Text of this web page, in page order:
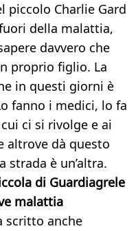
piccolo Charlie Gard
della malattia,
davvero che
proprio figlio. La
in questi giorni è
fanno i medici, lo fa
ci si rivolge e ai
altrove dà questo
strada è un’altra.
di Guardiagrele
malattia
scritto anche